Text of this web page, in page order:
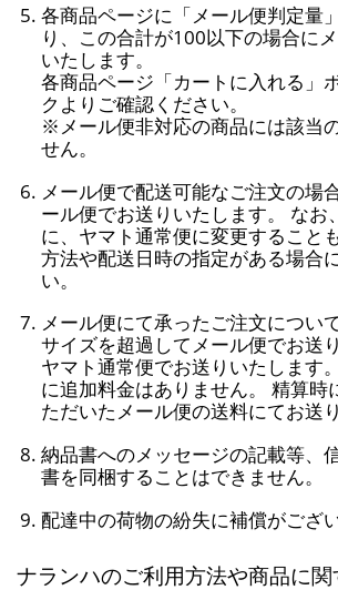
各商品ページに「メール便判定量
り、この合計が100以下の場合に
いたします。
各商品ページ「カートに入れる」
クよりご確認ください。
※メール便非対応の商品には該当
せん。
メール便で配送可能なご注文の場
ール便でお送りいたします。 なお
に、ヤマト通常便に変更すること
方法や配送日時の指定がある場合
い。
メール便にて承ったご注文につい
サイズを超過してメール便でお送
ヤマト通常便でお送りいたします
に追加料金はありません。 精算時
ただいたメール便の送料にてお送
納品書へのメッセージの記載等、
書を同梱することはできません。
配達中の荷物の紛失に補償がござ
ナランハのご利用方法や商品に